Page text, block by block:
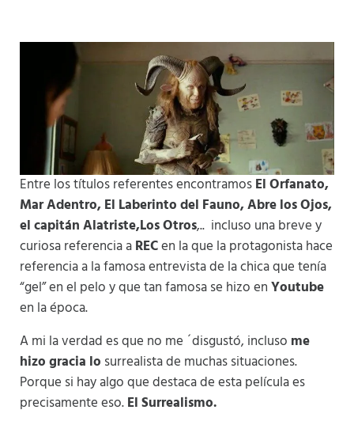
Entre los títulos referentes encontramosEl Orfanato,
Mar Adentro, El Laberinto del Fauno, Abre los Ojos,
el capitán Alatriste,Los Otros,.. incluso una breve y
curiosa referencia aRECen la que la protagonista hace
referencia a la famosa entrevista de la chica que tenía
“gel” en el pelo y que tan famosa se hizo enYoutube
en la época.
A mi la verdad es que no me ´disgustó, incluso me
hizo gracia lo surrealista de muchas situaciones.
Porque si hay algo que destaca de esta película es
precisamente eso.El Surrealismo.